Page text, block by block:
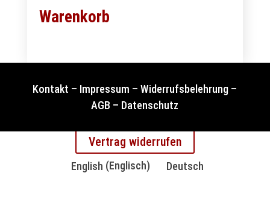
Warenkorb
Kontakt – Impressum –Widerrufsbelehrung –
AGB – Datenschutz
Vertrag widerrufen
English (Englisch) Deutsch